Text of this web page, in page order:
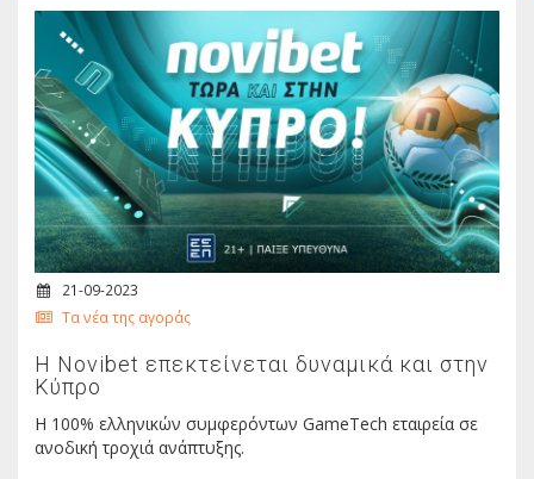
21-09-2023
Τα νέα της αγοράς
H Novibet επεκτείνεται δυναμικά και στην
Κύπρο
Η 100% ελληνικών συμφερόντων GameTech εταιρεία σε
ανοδική τροχιά ανάπτυξης.